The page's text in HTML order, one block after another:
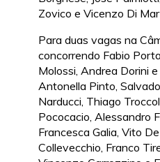
Zovico e Vicenzo Di
Para duas vagas na
concorrendo Fabio
Molossi, Andrea Dorini
Antonella Pinto,
Narducci, Thiago
Pococacio, Alessandro
Francesca Galia, Vito
Collevecchio, Franco